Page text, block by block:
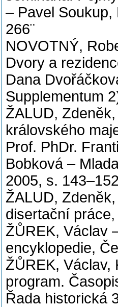
– Pavel Soukup,
266¨
NOVOTNÝ,
Dvory a
Dana
Supplementum
ŽALUD,
královského
Prof. PhDr.
Bobková –
2005, s. 143–152
ŽALUD,
disertační
ŽŮREK, Václav
encyklopedie,
ŽŮREK, Václav,
program.
Řada historická